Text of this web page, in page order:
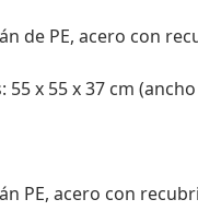
de PE, acero con
55 x 55 x 37 cm
PE, acero con